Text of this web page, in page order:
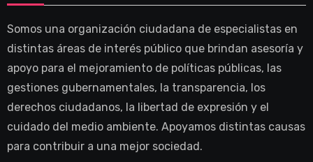
Somos una organización ciudadana de especialistas en
distintas áreas de interés público que brindan asesoría y
apoyo para el mejoramiento de políticas públicas, las
gestiones gubernamentales, la transparencia, los
derechos ciudadanos, la libertad de expresión y el
cuidado del medio ambiente. Apoyamos distintas causas
para contribuir a una mejor sociedad.